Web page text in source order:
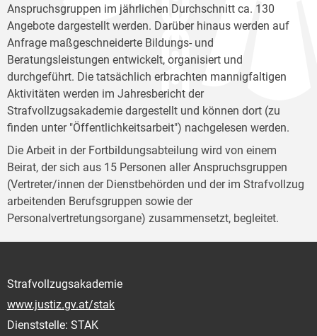
Anspruchsgruppen im jährlichen Durchschnitt ca. 130
Angebote dargestellt werden. Darüber hinaus werden auf
Anfrage maßgeschneiderte Bildungs- und
Beratungsleistungen entwickelt, organisiert und
durchgeführt. Die tatsächlich erbrachten mannigfaltigen
Aktivitäten werden im Jahresbericht der
Strafvollzugsakademie dargestellt und können dort (zu
finden unter "Öffentlichkeitsarbeit") nachgelesen werden.
Die Arbeit in der Fortbildungsabteilung wird von einem
Beirat, der sich aus 15 Personen aller Anspruchsgruppen
(Vertreter/innen der Dienstbehörden und der im Strafvollzug
arbeitenden Berufsgruppen sowie der
Personalvertretungsorgane) zusammensetzt, begleitet.
Strafvollzugsakademie
www.justiz.gv.at/stak
Dienststelle: STAK